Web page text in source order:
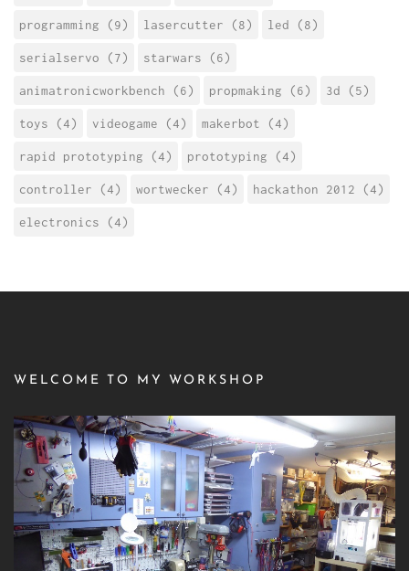
programming (9) lasercutter (8) led (8)
serialservo (7) starwars (6)
animatronicworkbench (6) propmaking (6) 3d (5)
toys (4) videogame (4) makerbot (4)
rapid prototyping (4) prototyping (4)
controller (4) wortwecker (4) hackathon 2012 (4)
electronics (4)
WELCOME TO MY WORKSHOP